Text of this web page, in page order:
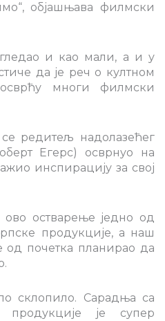
објашњава филмски
и као мали, а и у
да је реч о култном
многи филмски
редитељ надолазећег
Егерс) осврнуо на
инспирацију за свој
ово остварење једно од
продукције, а наш
од почетка планирао да
склопило. Сарадња са
продукције је супер